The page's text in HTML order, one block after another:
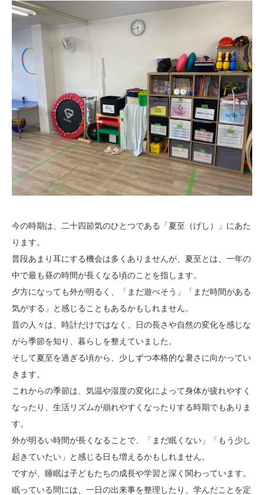
今の時期は、二十四節気のひとつである「夏至（げし）」にあた
ります。
普段あまり耳にする機会は多くありませんが、夏至とは、一年の
中で最も昼の時間が長くなる頃のことを指します。
夕方になっても外が明るく、「まだ遊べそう」「まだ時間がある
気がする」と感じることもあるかもしれません。
昔の人々は、時計だけではなく、日の長さや自然の変化を感じな
がら季節を知り、暮らしを整えていました。
そして夏至を過ぎる頃から、少しずつ本格的な暑さに向かってい
きます。
これからの季節は、気温や湿度の変化によって身体が疲れやすく
なったり、生活リズムが崩れやすくなったりする時期でもありま
す。
外が明るい時間が長くなることで、「まだ眠くない」「もう少し
起きていたい」と感じる日も増えるかもしれません。
ですが、睡眠は子どもたちの成長や学習と深く関わっています。
眠っている間には、一日の出来事を整理したり、学んだことを定